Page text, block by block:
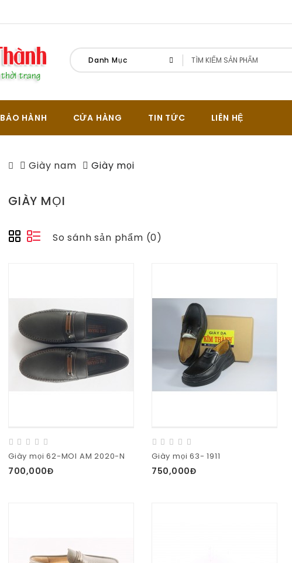
Danh Mục
BẢO HÀNH CỬA HÀNG TIN TỨC LIÊN HỆ
Giày nam Giày mọi
GIÀY MỌI
So sánh sản phẩm (0)
Giày mọi 62-MOI AM 2020-N
700,000Đ
Giày mọi 63- 1911
750,000Đ